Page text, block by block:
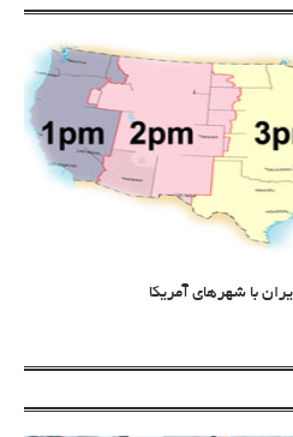
با شهرهای آمریکا